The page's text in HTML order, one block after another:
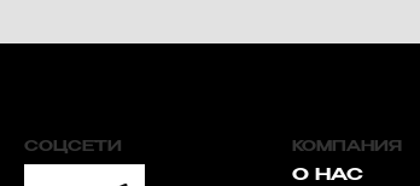
СОЦСЕТИ КОМПАНИЯ
О НАС